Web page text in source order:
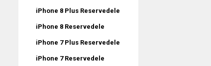
iPhone 8 Plus Reservedele
iPhone 8 Reservedele
iPhone 7 Plus Reservedele
iPhone 7 Reservedele